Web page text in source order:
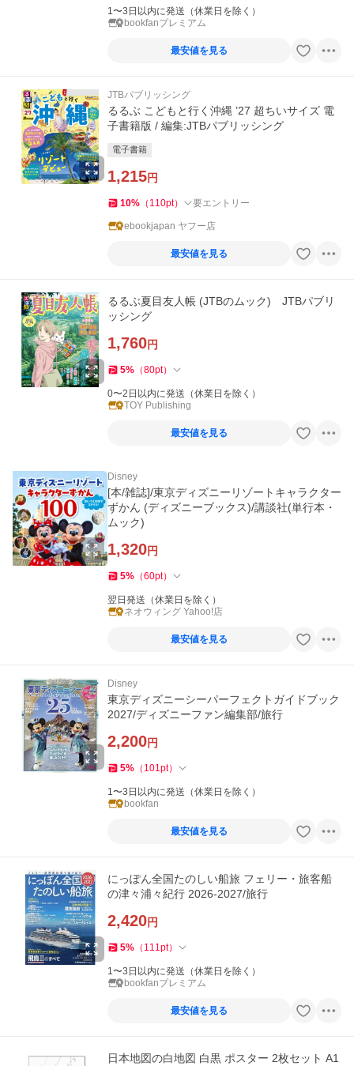
1〜3日以内に発送（休業日を除く）
bookfanプレミアム
最安値を見る
JTBパブリッシング
るるぶ こどもと行く沖縄 ’27 超ちいサイズ 電
子書籍版 / 編集:JTBパブリッシング
電子書籍
1,215円
10% （ 110pt） 要エントリー
ebookjapan ヤフー店
最安値を見る
るるぶ夏目友人帳 (JTBのムック) JTBパブリ
ッシング
1,760円
5% （80pt）
0〜2日以内に発送（休業日を除く）
TOY Publishing
最安値を見る
Disney
[本/雑誌]/東京ディズニーリゾートキャラクター
ずかん (ディズニーブックス)/講談社(単行本・
ムック)
1,320円
5% （60pt）
翌日発送（休業日を除く）
ネオウィング Yahoo!店
最安値を見る
Disney
東京ディズニーシーパーフェクトガイドブック
2027/ディズニーファン編集部/旅行
2,200円
5% （ 101pt）
1〜3日以内に発送（休業日を除く）
bookfan
最安値を見る
にっぽん全国たのしい船旅 フェリー・旅客船
の津々浦々紀行 2026-2027/旅行
2,420円
5% （ 111pt）
1〜3日以内に発送（休業日を除く）
bookfanプレミアム
最安値を見る
日本地図の白地図 白黒 ポスター 2枚セット A1